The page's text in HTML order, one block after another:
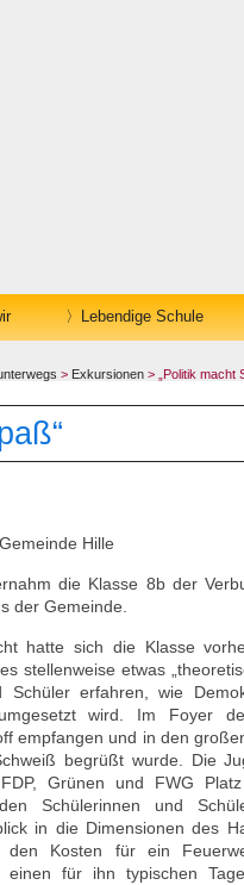
Lebendige Schule
> Exkursionen > „Politik macht
Hille
die Klasse 8b der
der Gemeinde.
hatte sich die Klasse
stellenweise etwas
Schüler erfahren, wie
wird. Im Foyer
empfangen und in den
begrüßt wurde. Die
Grünen und FWG
den Schülerinnen und
in die Dimensionen des
Kosten für ein
für ihn typischen